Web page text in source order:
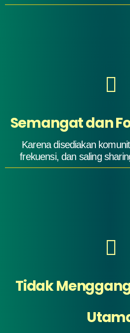
Semangat dan
Karena disediakan
frekuensi, dan saling
Tidak